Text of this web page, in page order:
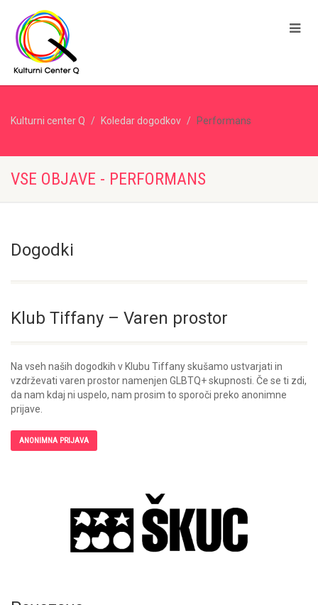
Kulturni center Q Koledar dogodkov Performans
VSE OBJAVE - PERFORMANS
Dogodki
Klub Tiffany – Varen prostor
Na vseh naših dogodkih v Klubu Tiffany skušamo ustvarjati in
vzdrževati varen prostor namenjen GLBTQ+ skupnosti. Če se ti zdi,
da nam kdaj ni uspelo, nam prosim to sporoči preko anonimne
prijave.
ANONIMNA PRIJAVA